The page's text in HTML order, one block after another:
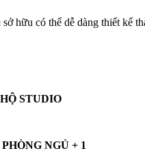
hữu có thể dễ dàng thiết kế
STUDIO
NGỦ + 1